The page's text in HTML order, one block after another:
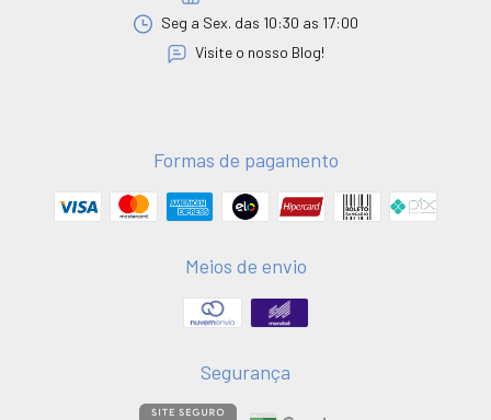
Seg a Sex. das 10:30 as 17:00
Visite o nosso Blog!
Formas de pagamento
Meios de envio
Segurança